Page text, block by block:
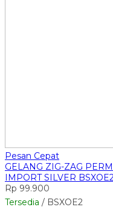
Pesan Cepat
GELANG ZIG-ZAG
IMPORT SILVER BSXOE2
Rp 99.900
Tersedia / BSXOE2